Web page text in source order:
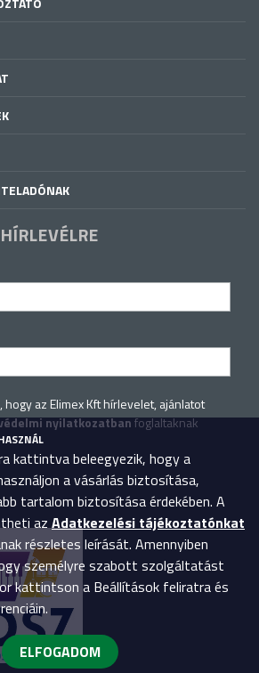
az Elimex Kft hírlevelet, ajánlatot
nyilatkozatbanfoglaltaknak
kattintva beleegyezik, hogy a
a vásárlás biztosítása,
tartalom biztosítása érdekében. A
az Adatkezelési tájékoztatónkat
részletes leírását. Amennyiben
személyre szabott szolgáltatást
kattintson a Beállítások feliratra és
ELFOGADOM